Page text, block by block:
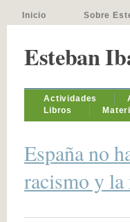
Inicio Sobre
Esteban
Actividades
Libros
España no
racismo y